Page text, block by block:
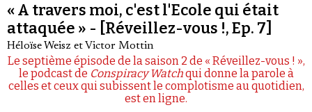
« A travers moi, c'est l'Ecole qui était
attaquée » - [Réveillez-vous !, Ep. 7]
Héloïse Weisz et Victor Mottin
Le septième épisode de la saison 2 de « Réveillez-vous ! »,
le podcast de Conspiracy Watchqui donne la parole à
celles et ceux qui subissent le complotisme au quotidien,
est en ligne.